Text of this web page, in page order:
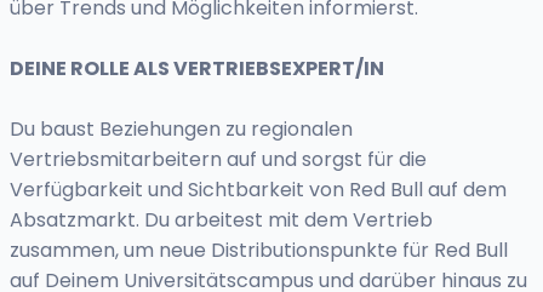
über Trends und Möglichkeiten informierst.
DEINE ROLLE ALS VERTRIEBSEXPERT/IN
Du baust Beziehungen zu regionalen
Vertriebsmitarbeitern auf und sorgst für die
Verfügbarkeit und Sichtbarkeit von Red Bull auf dem
Absatzmarkt. Du arbeitest mit dem Vertrieb
zusammen, um neue Distributionspunkte für Red Bull
auf Deinem Universitätscampus und darüber hinaus zu